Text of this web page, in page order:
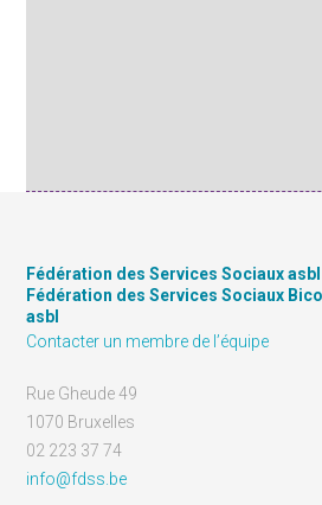
Fédération des Services Sociaux asbl
Fédération des Services Sociaux
asbl
Contacter un membre de l’équipe
Rue Gheude 49
1070 Bruxelles
02 223 37 74
info@fdss.be